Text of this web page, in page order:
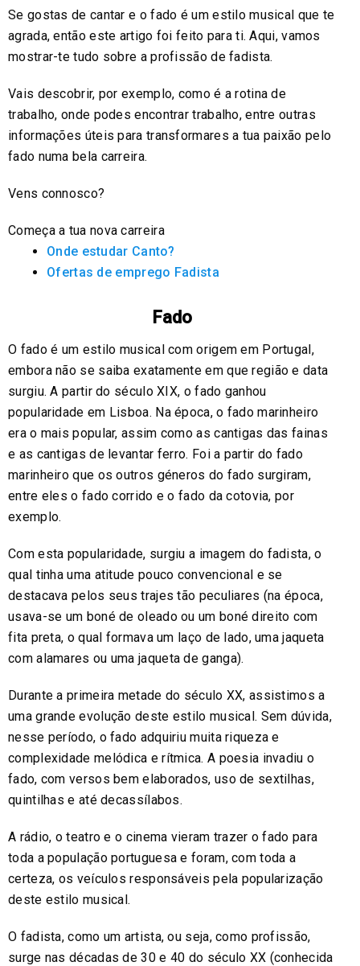
Se gostas de cantar e o fado é um estilo musical que te
agrada, então este artigo foi feito para ti. Aqui, vamos
mostrar-te tudo sobre a profissão de fadista.
Vais descobrir, por exemplo, como é a rotina de
trabalho, onde podes encontrar trabalho, entre outras
informações úteis para transformares a tua paixão pelo
fado numa bela carreira.
Vens connosco?
Começa a tua nova carreira
Onde estudar Canto?
Ofertas de emprego Fadista
Fado
O fado é um estilo musical com origem em Portugal,
embora não se saiba exatamente em que região e data
surgiu. A partir do século XIX, o fado ganhou
popularidade em Lisboa. Na época, o fado marinheiro
era o mais popular, assim como as cantigas das fainas
e as cantigas de levantar ferro. Foi a partir do fado
marinheiro que os outros géneros do fado surgiram,
entre eles o fado corrido e o fado da cotovia, por
exemplo.
Com esta popularidade, surgiu a imagem do fadista, o
qual tinha uma atitude pouco convencional e se
destacava pelos seus trajes tão peculiares (na época,
usava-se um boné de oleado ou um boné direito com
fita preta, o qual formava um laço de lado, uma jaqueta
com alamares ou uma jaqueta de ganga).
Durante a primeira metade do século XX, assistimos a
uma grande evolução deste estilo musical. Sem dúvida,
nesse período, o fado adquiriu muita riqueza e
complexidade melódica e rítmica. A poesia invadiu o
fado, com versos bem elaborados, uso de sextilhas,
quintilhas e até decassílabos.
A rádio, o teatro e o cinema vieram trazer o fado para
toda a população portuguesa e foram, com toda a
certeza, os veículos responsáveis pela popularização
deste estilo musical.
O fadista, como um artista, ou seja, como profissão,
surge nas décadas de 30 e 40 do século XX (conhecida